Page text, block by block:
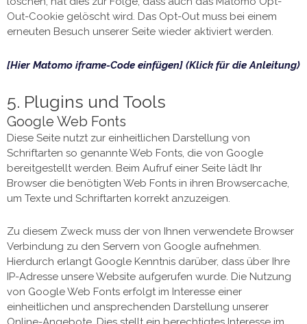
Out-Cookie gelöscht wird. Das Opt-Out muss bei einem
erneuten Besuch unserer Seite wieder aktiviert werden.
[Hier Matomo iframe-Code einfügen] (Klick für die Anleitung)
5. Plugins und Tools
Google Web Fonts
Diese Seite nutzt zur einheitlichen Darstellung von
Schriftarten so genannte Web Fonts, die von Google
bereitgestellt werden. Beim Aufruf einer Seite lädt Ihr
Browser die benötigten Web Fonts in ihren Browsercache,
um Texte und Schriftarten korrekt anzuzeigen.
Zu diesem Zweck muss der von Ihnen verwendete Browser
Verbindung zu den Servern von Google aufnehmen.
Hierdurch erlangt Google Kenntnis darüber, dass über Ihre
IP-Adresse unsere Website aufgerufen wurde. Die Nutzung
von Google Web Fonts erfolgt im Interesse einer
einheitlichen und ansprechenden Darstellung unserer